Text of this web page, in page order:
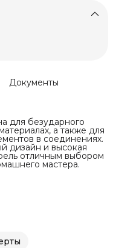
Документы
для безударного
а также для
в соединениях.
дизайн и высокая
отличным выбором
мастера.